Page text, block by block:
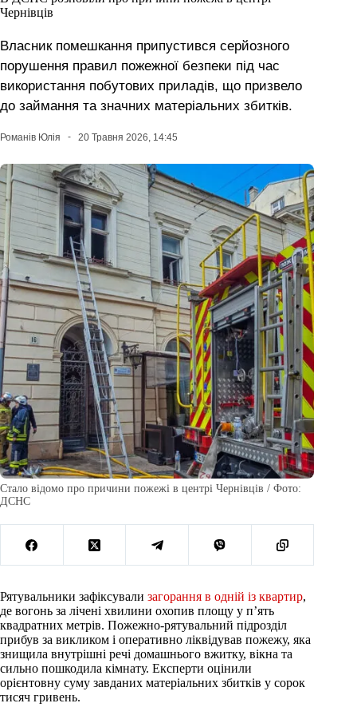
Чернівців
Власник помешкання припустився серйозного
порушення правил пожежної безпеки під час
використання побутових приладів, що призвело
до займання та значних матеріальних збитків.
Романів Юлія 20 Травня 2026, 14:45
Стало відомо про причини пожежі в центрі Чернівців / Фото:
ДСНС
Рятувальники зафіксували загорання в одній із квартир,
де вогонь за лічені хвилини охопив площу у п’ять
квадратних метрів. Пожежно-рятувальний підрозділ
прибув за викликом і оперативно ліквідував пожежу, яка
знищила внутрішні речі домашнього вжитку, вікна та
сильно пошкодила кімнату. Експерти оцінили
орієнтовну суму завданих матеріальних збитків у сорок
тисяч гривень.